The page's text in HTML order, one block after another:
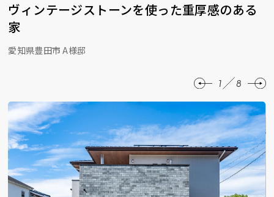
ヴィンテージストーンを使った重厚感のある
家
愛知県豊田市 A様邸
1 8